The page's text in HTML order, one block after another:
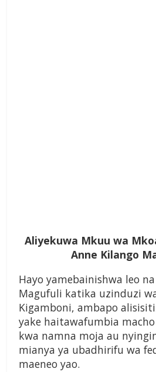
Aliyekuwa Mkuu wa
Anne Kilango
Hayo yamebainishwa leo na
Magufuli katika uzinduzi
Kigamboni, ambapo
yake haitawafumbia
kwa namna moja au
mianya ya ubadhirifu wa
maeneo yao.